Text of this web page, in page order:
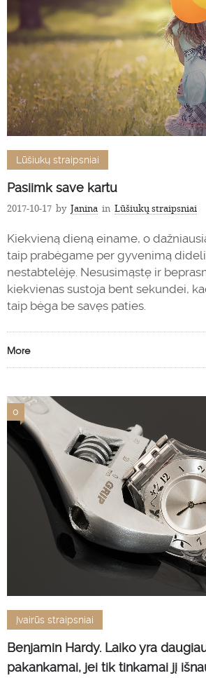
Lūšiukų straipsniai
Pasiimk save kartu
2017-10-17 by Janina in Lūšiukų straipsniai
Kiekvieną dieną einame, o
taip prabėgame per gyvenimą
nestabtelėję. Nesusimąstę ir
kiekvienas sustoja bent sekundei,
taip bėga be savęs paties.
More
0
Įvairūs straipsniai
Benjamin Hardy. Laiko yra
pakankamai, jei tik tinkamai jį